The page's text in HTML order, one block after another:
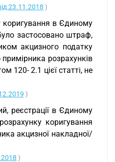
23.11.2018 )
коригування в Єдиному
застосовано штраф,
акцизного податку
розрахунків
120- 2.1 цієї статті, не
)
реєстрації в Єдиному
коригування
акцизної накладної/
)